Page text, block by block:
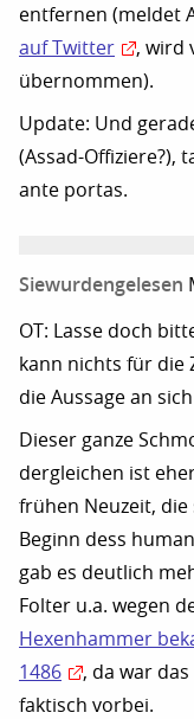
entfernen (meldet
auf Twitter
, wird
übernommen).
Update: Und
(Assad-Offiziere?),
ante portas.
Siewurdengelesen
OT: Lasse doch
kann nichts für die
die Aussage an
Dieser ganze
dergleichen ist
frühen Neuzeit, die
Beginn dess
gab es deutlich
Folter u.a. wegen
Hexenhammer
1486
, da war
faktisch vorbei.